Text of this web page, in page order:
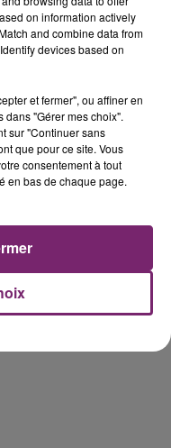
du 12 Août 2026
pour la Gironde
on information actively
and combine data from
devices based on
et fermer", ou affiner en
"Gérer mes choix".
sur "Continuer sans
que pour ce site. Vous
consentement à tout
en bas de chaque page.